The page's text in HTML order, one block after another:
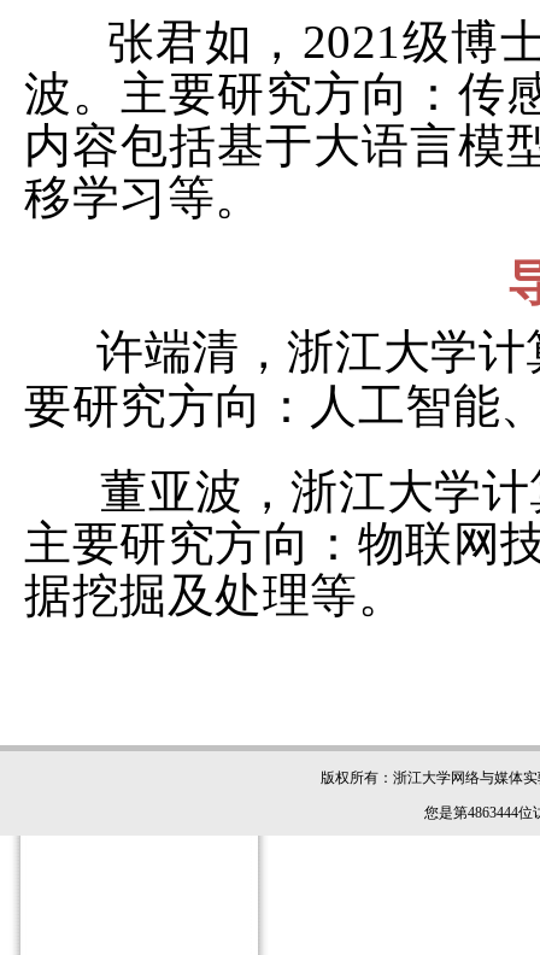
张君如，2021级博
波。主要研究方向：传
内容包括基于大语言模
移学习等。
许端清，浙江大学
要研究方向：人工智能
董亚波，浙江大学
主要研究方向：物联网
据挖掘及处理等。
版权所有：浙江大学网络与媒体
您是第4863444位